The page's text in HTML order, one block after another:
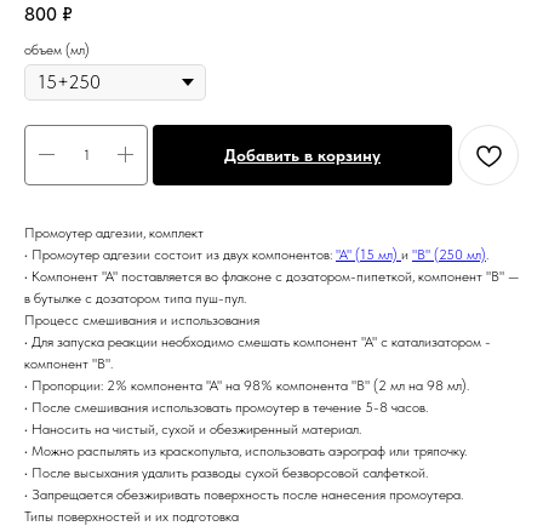
800 ₽
объем (мл)
Добавить в корзину
Промоутер адгезии, комплект
• Промоутер адгезии состоит из двух компонентов: "А" (15 мл) и "B" (250 мл).
• Компонент "А" поставляется во флаконе с дозатором-пипеткой, компонент "B" —
в бутылке с дозатором типа пуш-пул.
Процесс смешивания и использования
• Для запуска реакции необходимо смешать компонент "А" с катализатором -
компонент "B".
• Пропорции: 2% компонента "А" на 98% компонента "B" (2 мл на 98 мл).
• После смешивания использовать промоутер в течение 5-8 часов.
• Наносить на чистый, сухой и обезжиренный материал.
• Можно распылять из краскопульта, использовать аэрограф или тряпочку.
• После высыхания удалить разводы сухой безворсовой салфеткой.
• Запрещается обезжиривать поверхность после нанесения промоутера.
Типы поверхностей и их подготовка